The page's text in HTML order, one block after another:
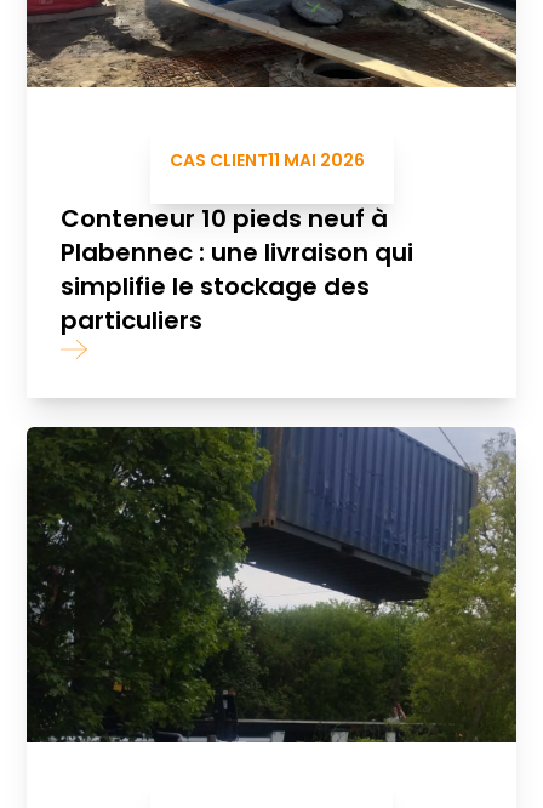
CAS CLIENT11 MAI 2026
Conteneur 10 pieds neuf à
Plabennec : une livraison qui
simplifie le stockage des
particuliers